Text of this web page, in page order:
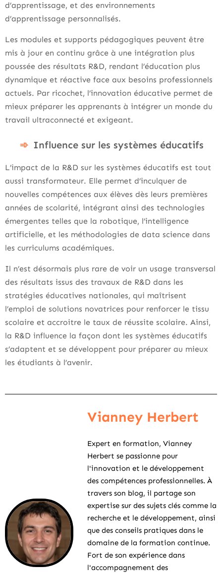
d’apprentissage, et des environnements
d’apprentissage personnalisés.
Les modules et supports pédagogiques peuvent être
mis à jour en continu grâce à une intégration plus
poussée des résultats R&D, rendant l’éducation plus
dynamique et réactive face aux besoins professionnels
actuels. Par ricochet, l’innovation éducative permet de
mieux préparer les apprenants à intégrer un monde du
travail ultraconnecté et exigeant.
Influence sur les systèmes éducatifs
L’impact de la R&D sur les systèmes éducatifs est tout
aussi transformateur. Elle permet d’inculquer de
nouvelles compétences aux élèves dès leurs premières
années de scolarité, intégrant ainsi des technologies
émergentes telles que la robotique, l’intelligence
artificielle, et les méthodologies de data science dans
les curriculums académiques.
Il n’est désormais plus rare de voir un usage transversal
des résultats issus des travaux de R&D dans les
stratégies éducatives nationales, qui maîtrisent
l’emploi de solutions novatrices pour renforcer le tissu
scolaire et accroitre le taux de réussite scolaire. Ainsi,
la R&D influence la façon dont les systèmes éducatifs
s’adaptent et se développent pour préparer au mieux
les étudiants à l’avenir.
Vianney Herbert
Expert en formation, Vianney
Herbert se passionne pour
l'innovation et le développement
des compétences professionnelles. À
travers son blog, il partage son
expertise sur des sujets clés comme la
recherche et le développement, ainsi
que des conseils pratiques dans le
domaine de la formation continue.
Fort de son expérience dans
l'accompagnement des